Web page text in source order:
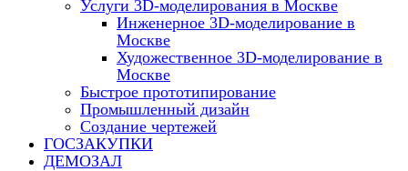
Услуги 3D-моделирования в Москве
Инженерное 3D-моделирование в
Москве
Художественное 3D-моделирование в
Москве
Быстрое прототипирование
Промышленный дизайн
Создание чертежей
ГОСЗАКУПКИ
ДЕМОЗАЛ